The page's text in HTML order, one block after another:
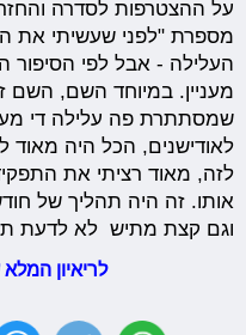
על ההצטרפות לסדרה
מספרת "לפני שעשיתי את
העלילה - אבל לפי הסיפור
מעניין. במיוחד השם, השם
שמסתתרת פה עלילה די
לאודישנים, הכל היה מאוד
לזה, מאוד רציתי את
אותו. זה היה תהליך של
וגם קצת מתיש לא לדעת
לריאיון